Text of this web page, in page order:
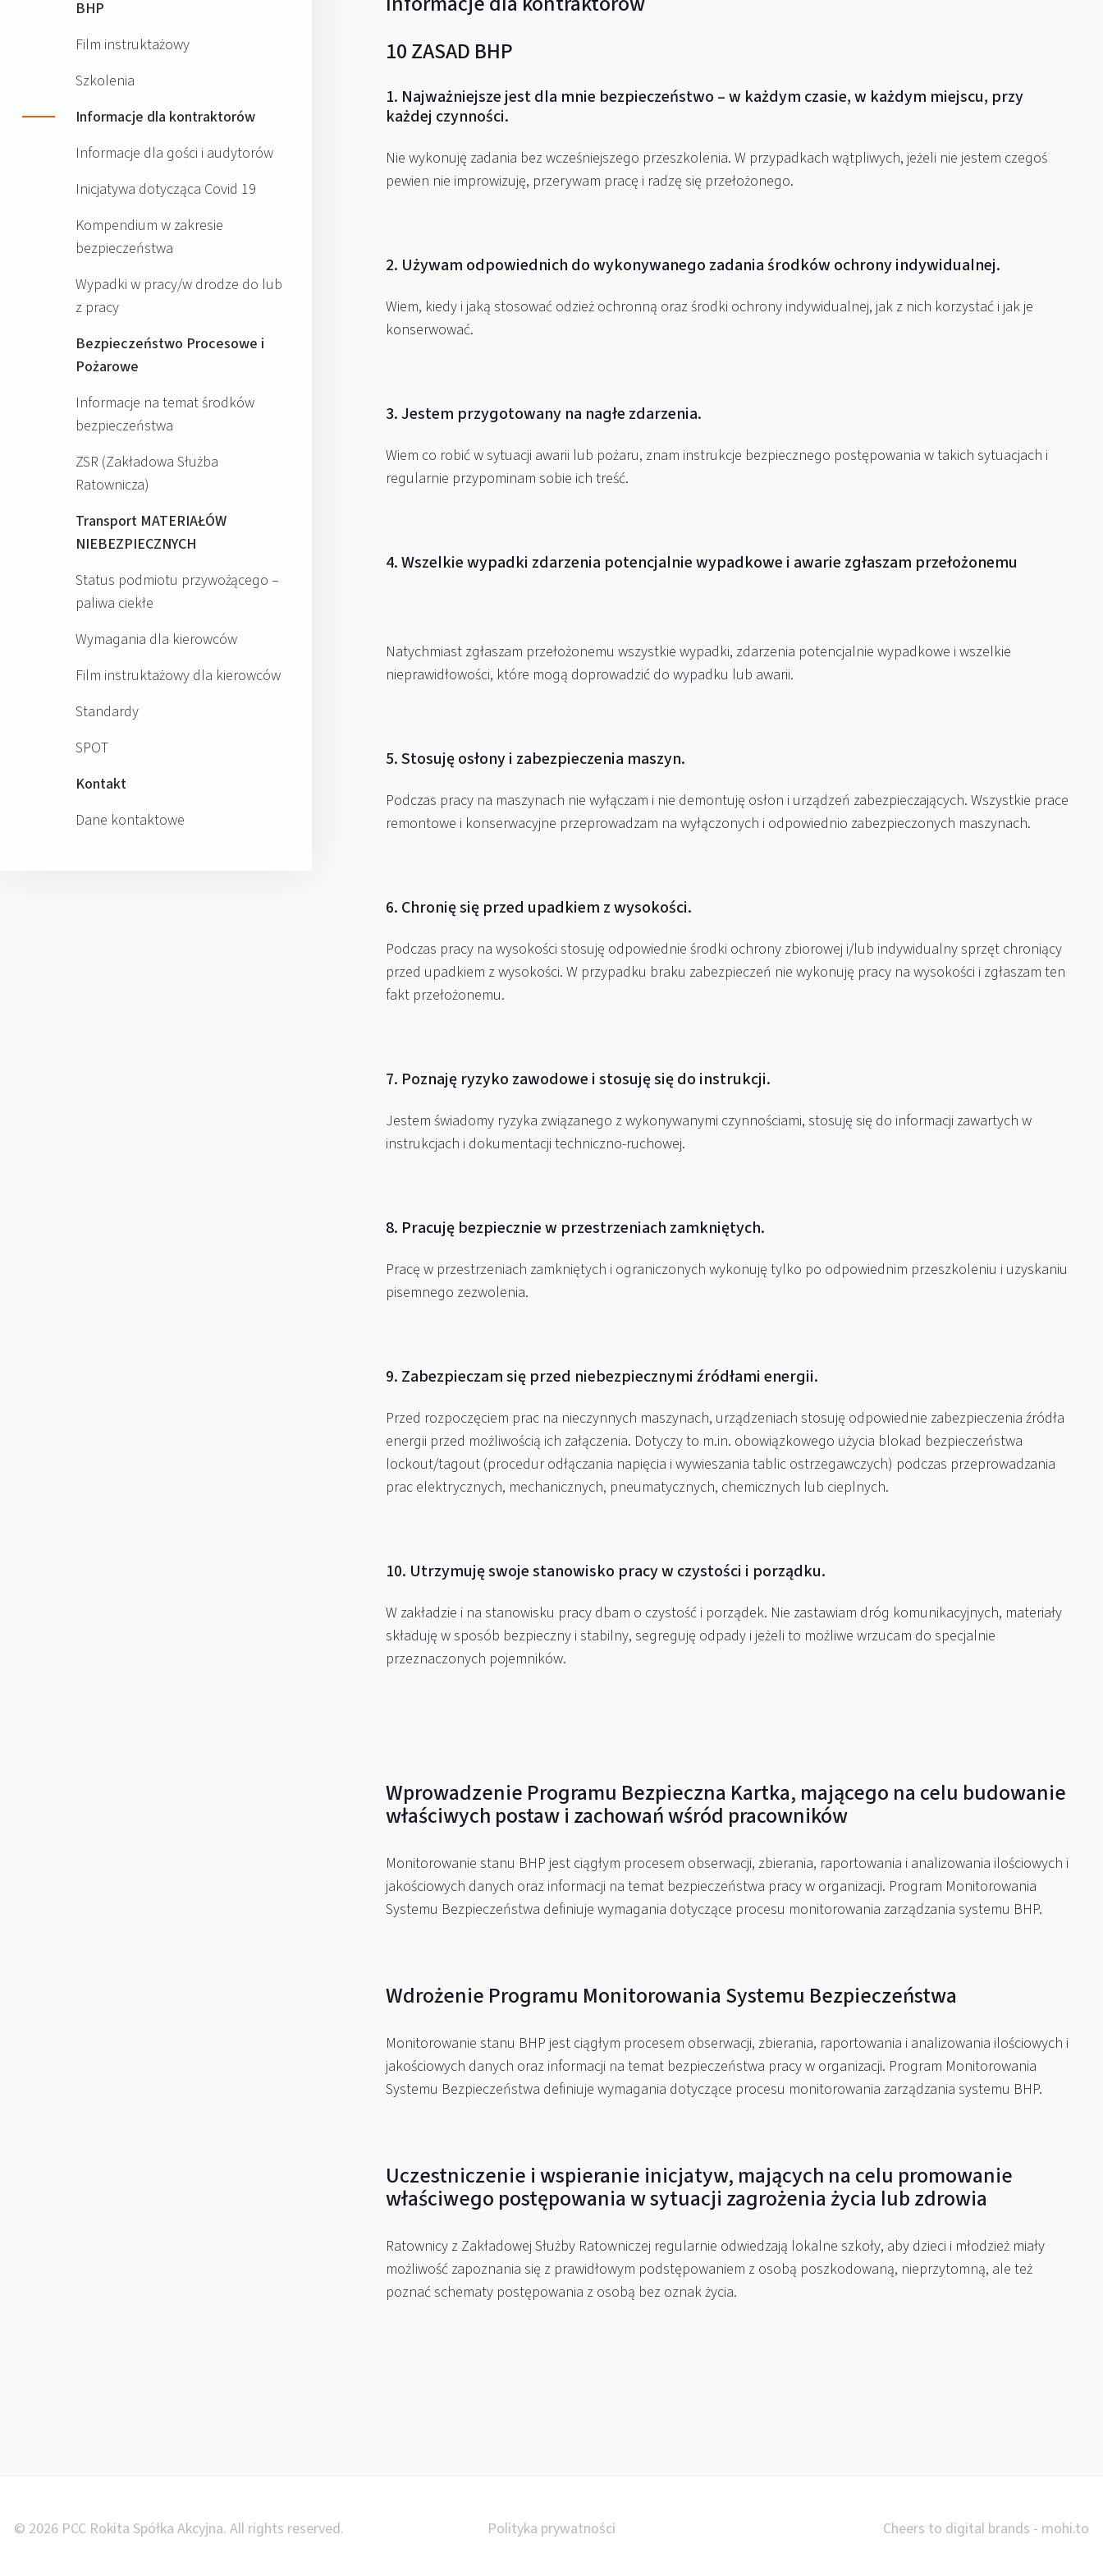
10 ZASAD BHP
1. Najważniejsze jest dla mnie bezpieczeństwo – w każdym czasie, w każdym miejscu, przy
każdej czynności.
Nie wykonuję zadania bez wcześniejszego przeszkolenia. W przypadkach wątpliwych, jeżeli nie jestem czegoś
pewien nie improwizuję, przerywam pracę i radzę się przełożonego.
2. Używam odpowiednich do wykonywanego zadania środków ochrony indywidualnej.
Wiem, kiedy i jaką stosować odzież ochronną oraz środki ochrony indywidualnej, jak z nich korzystać i jak je
konserwować.
3. Jestem przygotowany na nagłe zdarzenia.
Wiem co robić w sytuacji awarii lub pożaru, znam instrukcje bezpiecznego postępowania w takich sytuacjach i
regularnie przypominam sobie ich treść.
4. Wszelkie wypadki zdarzenia potencjalnie wypadkowe i awarie zgłaszam przełożonemu
Natychmiast zgłaszam przełożonemu wszystkie wypadki, zdarzenia potencjalnie wypadkowe i wszelkie
nieprawidłowości, które mogą doprowadzić do wypadku lub awarii.
5. Stosuję osłony i zabezpieczenia maszyn.
Podczas pracy na maszynach nie wyłączam i nie demontuję osłon i urządzeń zabezpieczających. Wszystkie prace
remontowe i konserwacyjne przeprowadzam na wyłączonych i odpowiednio zabezpieczonych maszynach.
6. Chronię się przed upadkiem z wysokości.
Podczas pracy na wysokości stosuję odpowiednie środki ochrony zbiorowej i/lub indywidualny sprzęt chroniący
przed upadkiem z wysokości. W przypadku braku zabezpieczeń nie wykonuję pracy na wysokości i zgłaszam ten
fakt przełożonemu.
7. Poznaję ryzyko zawodowe i stosuję się do instrukcji.
Jestem świadomy ryzyka związanego z wykonywanymi czynnościami, stosuję się do informacji zawartych w
instrukcjach i dokumentacji techniczno-ruchowej.
8. Pracuję bezpiecznie w przestrzeniach zamkniętych.
Pracę w przestrzeniach zamkniętych i ograniczonych wykonuję tylko po odpowiednim przeszkoleniu i uzyskaniu
pisemnego zezwolenia.
9. Zabezpieczam się przed niebezpiecznymi źródłami energii.
Przed rozpoczęciem prac na nieczynnych maszynach, urządzeniach stosuję odpowiednie zabezpieczenia źródła
energii przed możliwością ich załączenia. Dotyczy to m.in. obowiązkowego użycia blokad bezpieczeństwa
lockout/tagout (procedur odłączania napięcia i wywieszania tablic ostrzegawczych) podczas przeprowadzania
prac elektrycznych, mechanicznych, pneumatycznych, chemicznych lub cieplnych.
10. Utrzymuję swoje stanowisko pracy w czystości i porządku.
W zakładzie i na stanowisku pracy dbam o czystość i porządek. Nie zastawiam dróg komunikacyjnych, materiały
składuję w sposób bezpieczny i stabilny, segreguję odpady i jeżeli to możliwe wrzucam do specjalnie
przeznaczonych pojemników.
Wprowadzenie Programu Bezpieczna Kartka, mającego na celu budowanie
właściwych postaw i zachowań wśród pracowników
Monitorowanie stanu BHP jest ciągłym procesem obserwacji, zbierania, raportowania i analizowania ilościowych i
jakościowych danych oraz informacji na temat bezpieczeństwa pracy w organizacji. Program Monitorowania
Systemu Bezpieczeństwa definiuje wymagania dotyczące procesu monitorowania zarządzania systemu BHP.
Wdrożenie Programu Monitorowania Systemu Bezpieczeństwa
Monitorowanie stanu BHP jest ciągłym procesem obserwacji, zbierania, raportowania i analizowania ilościowych i
jakościowych danych oraz informacji na temat bezpieczeństwa pracy w organizacji. Program Monitorowania
Systemu Bezpieczeństwa definiuje wymagania dotyczące procesu monitorowania zarządzania systemu BHP.
Uczestniczenie i wspieranie inicjatyw, mających na celu promowanie
właściwego postępowania w sytuacji zagrożenia życia lub zdrowia
Ratownicy z Zakładowej Służby Ratowniczej regularnie odwiedzają lokalne szkoły, aby dzieci i młodzież miały
możliwość zapoznania się z prawidłowym podstępowaniem z osobą poszkodowaną, nieprzytomną, ale też
poznać schematy postępowania z osobą bez oznak życia.
BHP
Film instruktażowy
Szkolenia
Informacje dla kontraktorów
Informacje dla gości i audytorów
Inicjatywa dotycząca Covid 19
Kompendium w zakresie
bezpieczeństwa
Wypadki w pracy/w drodze do lub
z pracy
Bezpieczeństwo Procesowe i
Pożarowe
Informacje na temat środków
bezpieczeństwa
ZSR (Zakładowa Służba
Ratownicza)
Transport MATERIAŁÓW
NIEBEZPIECZNYCH
Status podmiotu przywożącego –
paliwa ciekłe
Wymagania dla kierowców
Film instruktażowy dla kierowców
Standardy
SPOT
Kontakt
Dane kontaktowe
© 2026 PCC Rokita Spółka Akcyjna. All rights reserved. Polityka prywatności Cheers to digital brands - mohi.to